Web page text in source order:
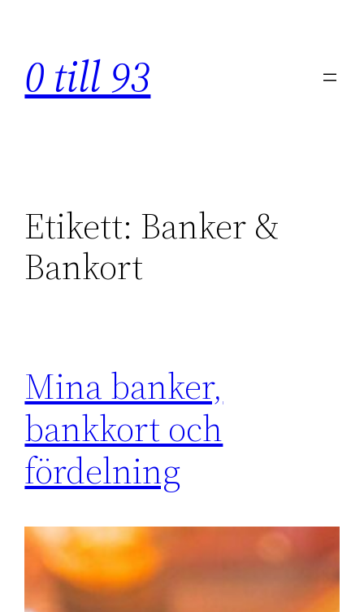
innehåll
0 till 93
Etikett: Banker &
Bankort
Mina banker,
bankkort och
fördelning